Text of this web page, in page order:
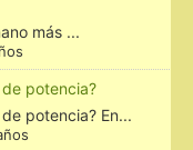
más ...
potencia?
potencia? En...